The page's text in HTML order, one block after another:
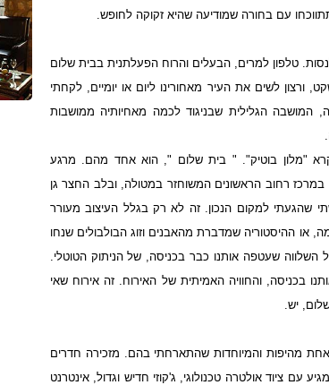
עם בחורה שמודיעה שהיא זקוקה לחופש.
טלפון למרים, הבעלים והרוח הפעלתנית בבית שלום
ורצון לשים את העיר מאחורינו ליום או יומיים, לקחתי
המושבה הגלילית שבניגוד לכמה מאחיותיה ממושבות
"מלון בוטיק". " בית שלום ", הוא אחד מהם. מרגע
רחוב הראשונים המשוחזר במטולה, ובלב החצר גן
שהגעתי למקום הנכון. זה לא רק בגלל העיצוב מעורר
או ההיסטוריה שמדברת מהאבנים וזוג הבולבולים שנחו
שעטפה אותנו כבר בכניסה, של הניתוק הטוטלי.
בכניסה, והחוויה האמיתית של האירוח. זה אירוח שאי
יש.
מהיפות והמיוחדות שהתארחתי בהם. מזכירה חדרים
עם ציוד אולטרה טכנולוגי, ג'קוזי חדיש וגדול, אינטרנט